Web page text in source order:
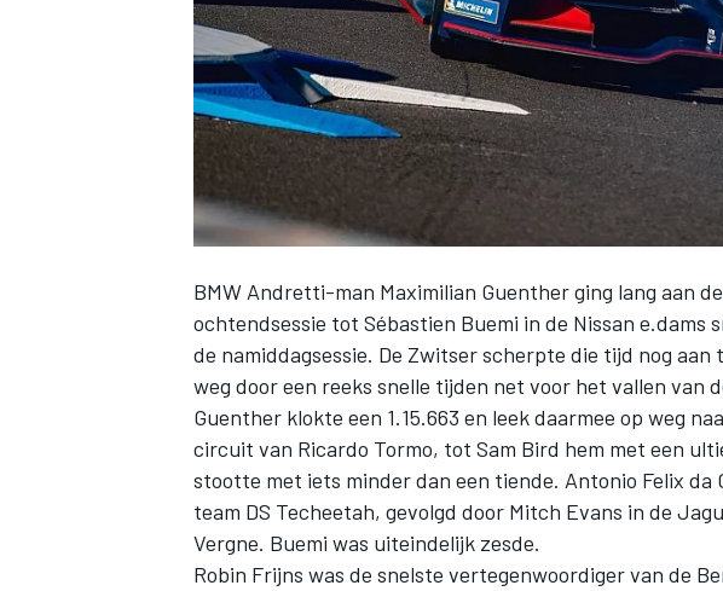
INDYCAR
WEC DTM
BMW Andretti-man Maximilian Guenther ging lang aan
ochtendsessie tot Sébastien Buemi in de Nissan e.dams
de namiddagsessie. De Zwitser scherpte die tijd nog aan
weg door een reeks snelle tijden net voor het vallen van
Guenther klokte een 1.15.663 en leek daarmee op weg
circuit van Ricardo Tormo, tot Sam Bird hem met een
stootte met iets minder dan een tiende. Antonio Felix da
team DS Techeetah, gevolgd door Mitch Evans in de
Vergne. Buemi was uiteindelijk zesde.
Robin Frijns was de snelste vertegenwoordiger van de